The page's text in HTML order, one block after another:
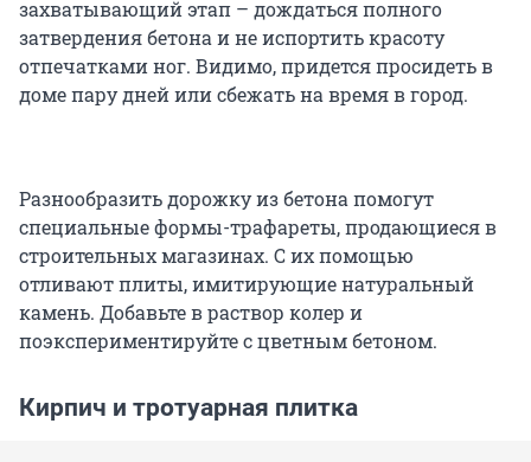
захватывающий этап – дождаться полного
затвердения бетона и не испортить красоту
отпечатками ног. Видимо, придется просидеть в
доме пару дней или сбежать на время в город.
Разнообразить дорожку из бетона помогут
специальные формы-трафареты, продающиеся в
строительных магазинах. С их помощью
отливают плиты, имитирующие натуральный
камень. Добавьте в раствор колер и
поэкспериментируйте с цветным бетоном.
Кирпич и тротуарная плитка